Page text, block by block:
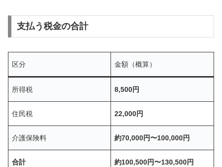
支払う税金の合計
区分 金額（概算）
所得税 8,500円
住民税 22,000円
介護保険料 約70,000円〜100,000円
合計 約100,500円〜130,500円